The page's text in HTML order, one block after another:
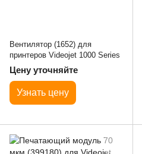
Вентилятор (1652) для
принтеров Videojet 1000 Series
Цену уточняйте
Узнать цену